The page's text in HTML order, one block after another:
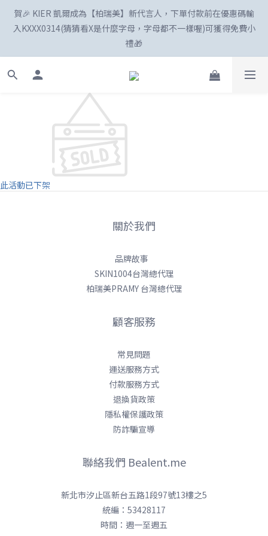
☀️「爸」氣外露！SKIN1004最高77折、柏瑞美最高82折
賀🎉 KIER 凱爾成為【柏瑞美】新代言人，下單付款前在優惠碼輸
入KXXX0314(猜猜看X是什麼字母，字母都不一樣喔)可獲得免費小
禮🎁
☀️「爸」氣外露！SKIN1004最高77折、柏瑞美最高82折
此活動已下架
關於我們
品牌故事
SKIN1004台灣總代理
柏瑞美PRAMY 台灣總代理
顧客服務
常見問題
運送服務方式
付款服務方式
退換貨政策
隱私權保護政策
防詐騙宣導
聯絡我們 Bealent.me
新北市汐止區新台五路1段97號13樓之5
統編：53428117
時間：週一至週五